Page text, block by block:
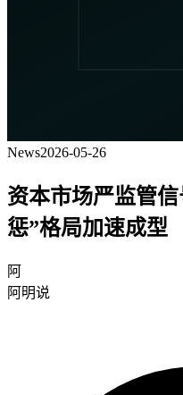
News2026-05-26
资本市场严监管
惩”格局加速成型
阿
阿明说